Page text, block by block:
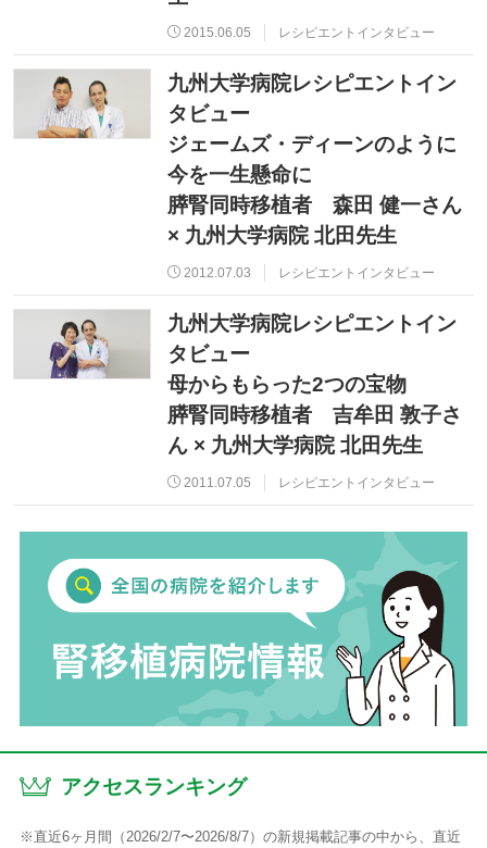
2015.06.05 レシピエントインタビュー
九州大学病院レシピエントイン
タビュー
ジェームズ・ディーンのように
今を一生懸命に
膵腎同時移植者 森田 健一さん
× 九州大学病院 北田先生
2012.07.03 レシピエントインタビュー
九州大学病院レシピエントイン
タビュー
母からもらった2つの宝物
膵腎同時移植者 吉牟田 敦子さ
ん × 九州大学病院 北田先生
2011.07.05 レシピエントインタビュー
アクセスランキング
※直近6ヶ月間（2026/2/7〜2026/8/7）の新規掲載記事の中から、直近